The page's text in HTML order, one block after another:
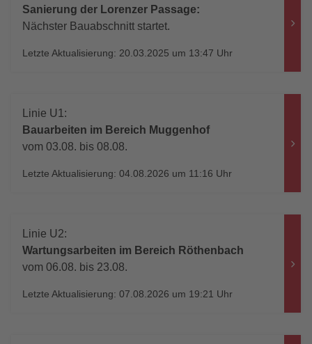
Sanierung der Lorenzer Passage:
Nächster Bauabschnitt startet.
Letzte Aktualisierung: 20.03.2025 um 13:47 Uhr
Linie U1:
Bauarbeiten im Bereich Muggenhof
vom 03.08. bis 08.08.
Letzte Aktualisierung: 04.08.2026 um 11:16 Uhr
Linie U2:
Wartungsarbeiten im Bereich Röthenbach
vom 06.08. bis 23.08.
Letzte Aktualisierung: 07.08.2026 um 19:21 Uhr